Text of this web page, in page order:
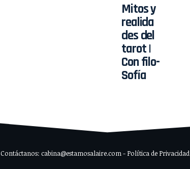
Mitos y
realida
des del
tarot |
Con filo-
Sofía
Contáctanos: cabina@estamosalaire.com - Política de Privacidad